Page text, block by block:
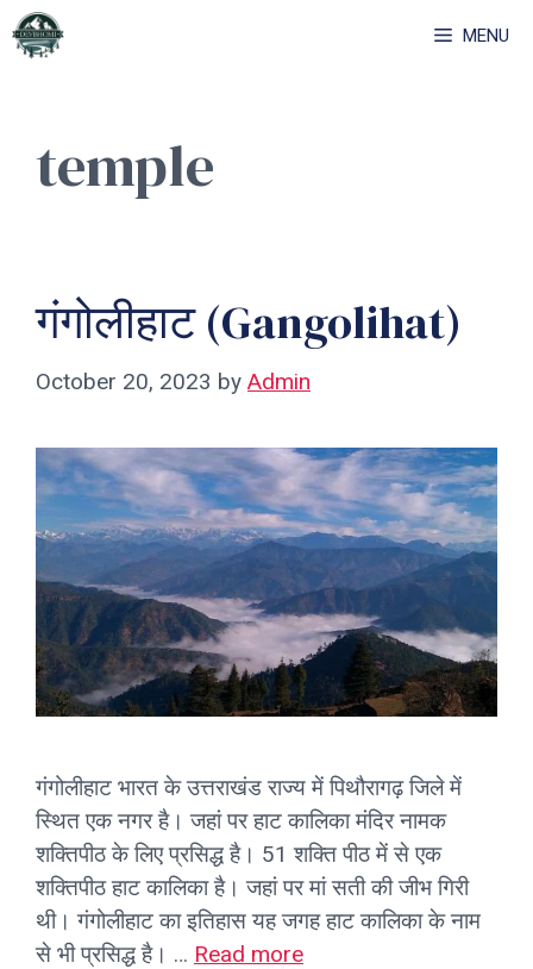
Skip
to
MENU
temple
गंगोलीहाट (Gangolihat)
October 20, 2023 by Admin
गंगोलीहाट भारत के उत्तराखंड राज्य में पिथौरागढ़ जिले में
स्थित एक नगर है। जहां पर हाट कालिका मंदिर नामक
शक्तिपीठ के लिए प्रसिद्ध है। 51 शक्ति पीठ में से एक
शक्तिपीठ हाट कालिका है। जहां पर मां सती की जीभ गिरी
थी। गंगोलीहाट का इतिहास यह जगह हाट कालिका के नाम
से भी प्रसिद्ध है। … Read more